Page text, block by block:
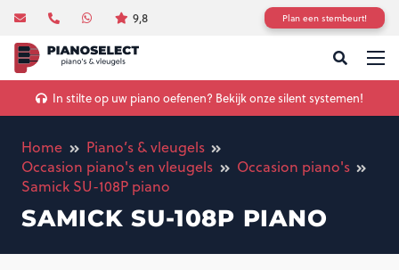
9,8 Plan een stembeurt!
In stilte op uw piano oefenen? Bekijk onze silent systemen!
Home
Piano’s & vleugels
Occasion piano's en vleugels
Occasion piano's
Samick SU-108P piano
SAMICK SU-108P PIANO